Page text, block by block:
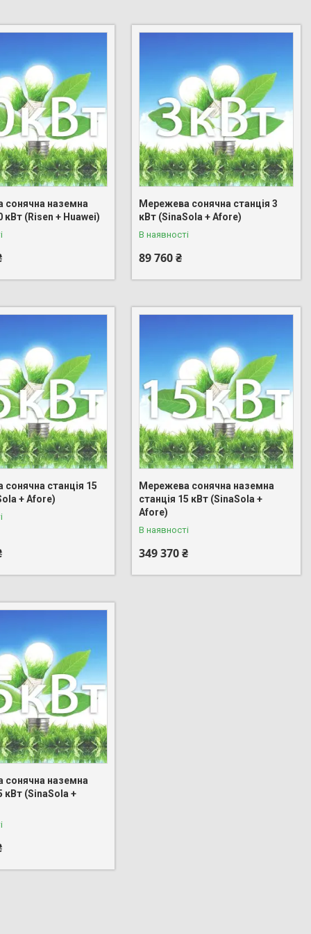
наземна
кВт (Risen + Huawei)
Мережева сонячна станція 3
кВт (SinaSola + Afore)
В наявності
89 760 ₴
станція 15
+ Afore)
Мережева сонячна наземна
станція 15 кВт (SinaSola +
Afore)
В наявності
349 370 ₴
сонячна наземна
кВт (SinaSola +